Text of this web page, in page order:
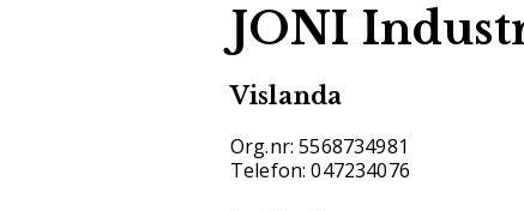
JONI
Vislanda
Org.nr: 5568734981
Telefon: 047234076